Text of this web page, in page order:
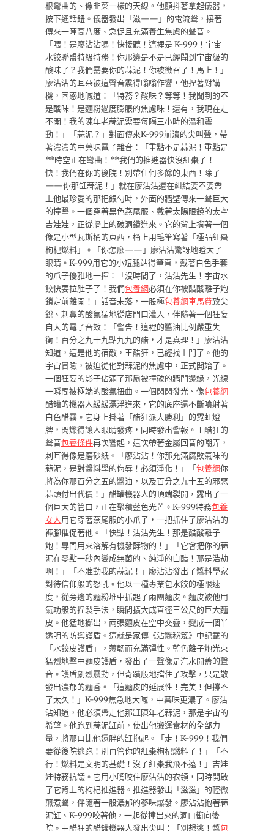
根彎曲的、像韭菜一樣的天線。他顫抖著拿起儀器，
按下通話鈕。儀器發出「滋——」的電流聲，接著
傳來一陣高八度、急促且充滿養生焦慮的聲音。
「喂！是廖沾沾嗎！快接聽！這裡是 K-999！宇宙
水餃聯盟特級特務！你那邊是不是已經聞到宇宙級的
酸味了？我們需要你的蒜泥！你被徵召了！馬上！」
廖沾沾的耳朵被這聲音震得嗡嗡作響，他捏著對講
機，困惑地喊道：「特務？酸味？等等！我聞到的不
是酸味！是麵粉過度膨脹的焦慮味！還有，我現在走
不開！我的陳年老蒜泥需要每隔三小時的溫和震
動！」「蒜泥？」對面傳來K-999崩潰的尖叫聲，帶
著濃濃的中藥味電子雜音：「重點不是蒜泥！重點是
**時空正在彎曲！**我們的推進器快沒紅棗了！
快！我們在你的後院！別帶任何多餘的東西！除了
——你那缸蒜泥！」就在廖沾沾還在糾結要不要帶
上他最珍愛的那把銀勺時，外面的牆壁傳來一聲巨大
的撞擊。一個穿著黑色燕尾服、戴著太陽眼鏡的太空
吉娃娃，正從牆上的破洞鑽進來。它的背上揹著一個
像是小型瓦斯桶的東西，桶上用毛筆寫著「極品紅棗
枸杞燃料」。「你怎麼——」廖沾沾驚訝地瞪大了
眼睛。K-999用它的小短腿站得筆直，戴著白色手套
的爪子優雅地一揮：「沒時間了，沾沾先生！宇宙水
餃快要拉肚子了！我們包養網必須在你被醋酸離子炮
鎖定前離開！」話音未落，一股極包養網車馬費致尖
銳、刺鼻的酸氣猛地從店門口灌入，伴隨著一個狂妄
自大的電子音效：「警告！這裡的醬油比例嚴重失
衡！百分之九十九點九九的醋，才是真理！」廖沾沾
知道，這是他的宿敵，王醋狂，已經找上門了。他的
宇宙冒險，被迫從他對蒜泥的焦慮中，正式開始了。
一個狂妄的影子佔滿了那扇被撞破的牆門邊緣，光線
一瞬間被極端的酸氣扭曲。一個閃閃發光、像包養網
醋罐的機器人緩緩漂浮進來，它的底座還不斷噴射著
白色醋霧。它身上掛著「醋狂派大勝利」的霓虹燈
牌，閃爍得讓人眼睛發疼，同時發出警報。王醋狂的
聲音包養條件再次響起，這次帶著金屬回音的嘲弄，
刺耳得像是磨砂紙。「廖沾沾！你那充滿腐敗氣味的
蒜泥，是對醬料學的侮辱！必須淨化！」「包養網你
將為你那百分之五的醬油，以及百分之九十五的邪惡
蒜頭付出代價！」醋罐機器人的頂端裂開，露出了一
個巨大的管口，正在聚積藍色光芒。K-999特務包養
女人用它穿著燕尾服的小爪子，一把抓住了廖沾沾的
褲腳催促著他。「快點！沾沾先生！那是醋酸離子
炮！專門用來溶解有機發酵物的！」「它會把你的蒜
泥在零點一秒內變成無菌的、純淨的白醋！那是浩劫
啊！」「不准動我的蒜泥！」廖沾沾發出了醬料學家
對待信仰般的怒吼。他以一種專業包水餃的極限速
度，從旁邊的麵粉堆中抓起了兩團麵皮。麵皮被他用
氣功般的捏製手法，瞬間擴大成直徑三公尺的巨大麵
皮。他猛地擲出，兩張麵皮在空中交疊，變成一個半
透明的防禦護盾。這就是家傳《沾醬秘笈》中記載的
「水餃皮護盾」，薄韌而充滿彈性。藍色離子炮光束
猛烈地擊中麵皮護盾，發出了一聲像是汽水開蓋的聲
音。護盾劇烈震動，但奇蹟般地擋住了攻擊，只是散
發出濃郁的麵香。「這麵皮的延展性！完美！但撐不
了太久！」K-999焦急地大喊，中藥味更濃了。廖沾
沾知道，他必須帶走他那缸陳年老蒜泥，那是宇宙的
希望。他跑到蒜泥缸前，使出他搬運食材的全部力
量，將那口比他還胖的缸抱起。「走！K-999！我們
要從後院逃跑！別再管你的紅棗枸杞燃料了！」「不
行！燃料是文明的基礎！沒了紅棗我飛不遠！」吉娃
娃特務抗議。它用小嘴咬住廖沾沾的衣領，同時開啟
了它背上的枸杞推進器。推進器發出「滋滋」的輕微
煎煮聲，伴隨著一股濃郁的蔘味爆發。廖沾沾抱著蒜
泥缸、K-999咬著他，一起從撞出來的洞口衝向後
院。王醋狂的醋罐機器人發出尖叫：「別想逃！醬包